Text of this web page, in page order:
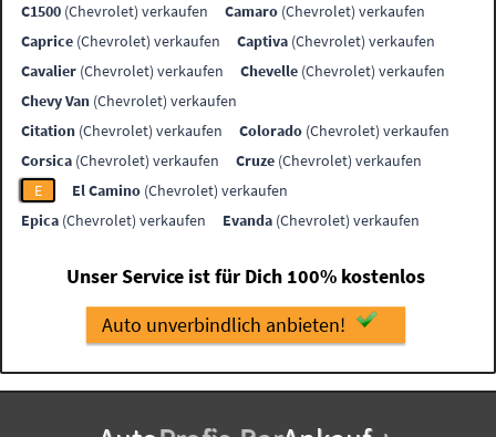
C1500 (Chevrolet) verkaufen Camaro (Chevrolet) verkaufen
Caprice (Chevrolet) verkaufen Captiva (Chevrolet) verkaufen
Cavalier (Chevrolet) verkaufen Chevelle (Chevrolet) verkaufen
Chevy Van (Chevrolet) verkaufen
Citation (Chevrolet) verkaufen Colorado (Chevrolet) verkaufen
Corsica (Chevrolet) verkaufen Cruze (Chevrolet) verkaufen
E
El Camino (Chevrolet) verkaufen
Epica (Chevrolet) verkaufen Evanda (Chevrolet) verkaufen
Unser Service ist für Dich 100% kostenlos
Auto unverbindlich anbieten!